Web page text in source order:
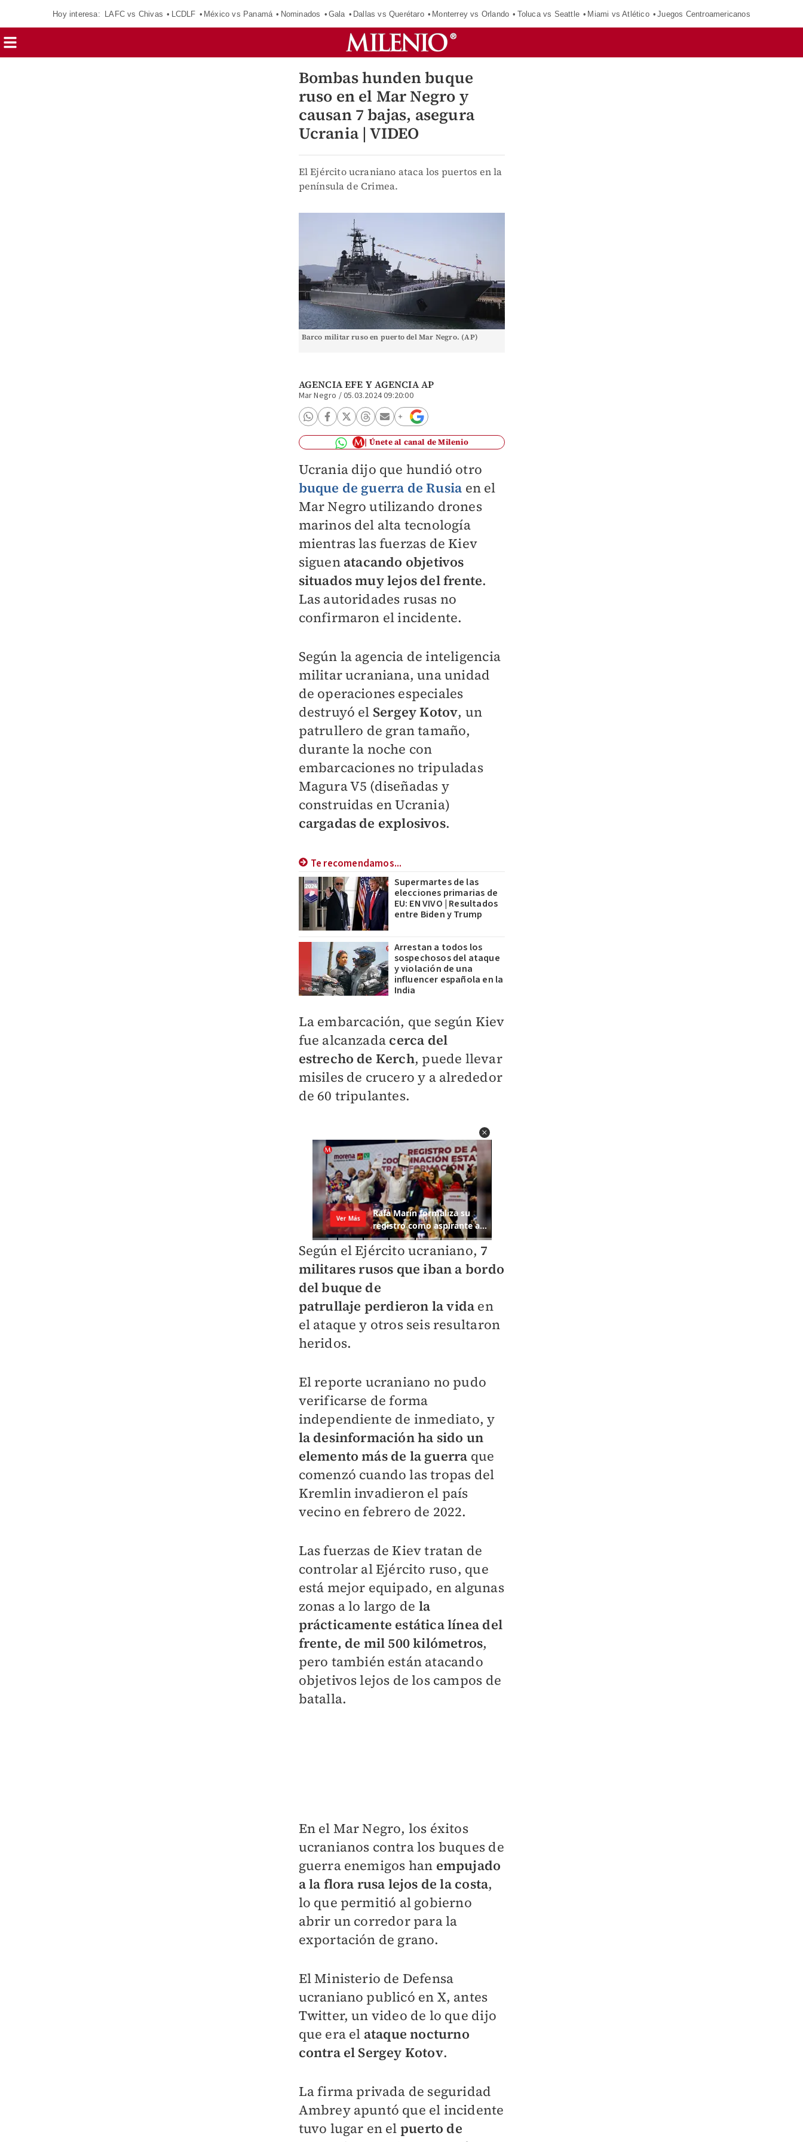
Hoy interesa: LAFC vs Chivas LCDLF México vs Panamá Nominados Gala Dallas vs Querétaro Monterrey vs Orlando Toluca vs Seattle Miami vs Atlético Juegos Centroamericanos
Bombas hunden buque
ruso en el Mar Negro y
causan 7 bajas, asegura
Ucrania | VIDEO
El Ejército ucraniano ataca los puertos en la
península de Crimea.
Barco militar ruso en puerto del Mar Negro. (AP)
AGENCIA EFE YAGENCIA AP
Mar Negro /05.03.2024 09:20:00
Únete al canal de Milenio
Ucrania dijo que hundió otro
buque de guerra de Rusia en el
Mar Negro utilizando drones
marinos del alta tecnología
mientras las fuerzas de Kiev
siguen atacando objetivos
situados muy lejos del frente.
Las autoridades rusas no
confirmaron el incidente.
Según la agencia de inteligencia
militar ucraniana, una unidad
de operaciones especiales
destruyó el Sergey Kotov, un
patrullero de gran tamaño,
durante la noche con
embarcaciones no tripuladas
Magura V5 (diseñadas y
construidas en Ucrania)
cargadas de explosivos.
Te recomendamos...
Supermartes de las
elecciones primarias de
EU: EN VIVO | Resultados
entre Biden y Trump
Arrestan a todos los
sospechosos del ataque
y violación de una
influencer española en la
India
La embarcación, que según Kiev
fue alcanzada cerca del
estrecho de Kerch, puede llevar
misiles de crucero y a alrededor
de 60 tripulantes.
Según el Ejército ucraniano, 7
militares rusos que iban a bordo
del buque de
patrullaje perdieron la vida en
el ataque y otros seis resultaron
heridos.
El reporte ucraniano no pudo
verificarse de forma
independiente de inmediato, y
la desinformación ha sido un
elemento más de la guerra que
comenzó cuando las tropas del
Kremlin invadieron el país
vecino en febrero de 2022.
Las fuerzas de Kiev tratan de
controlar al Ejército ruso, que
está mejor equipado, en algunas
zonas a lo largo de la
prácticamente estática línea del
frente, de mil 500 kilómetros,
pero también están atacando
objetivos lejos de los campos de
batalla.
En el Mar Negro, los éxitos
ucranianos contra los buques de
guerra enemigos han empujado
a la flora rusa lejos de la costa,
lo que permitió al gobierno
abrir un corredor para la
exportación de grano.
El Ministerio de Defensa
ucraniano publicó en X, antes
Twitter, un video de lo que dijo
que era el ataque nocturno
contra el Sergey Kotov.
La firma privada de seguridad
Ambrey apuntó que el incidente
tuvo lugar en el puerto de